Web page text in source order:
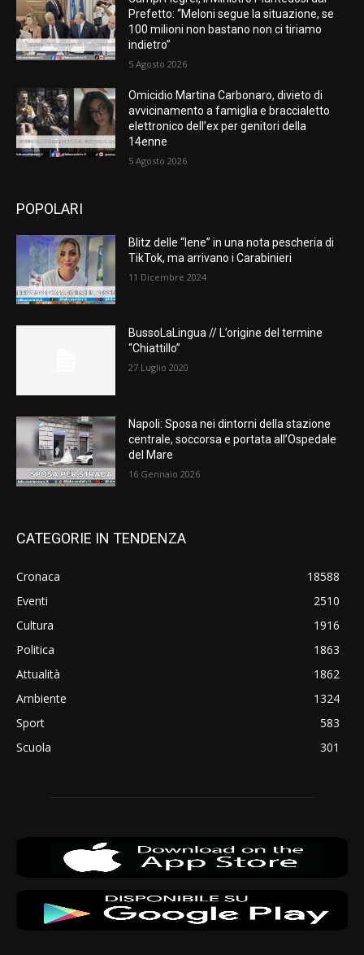
Prefetto: “Meloni segue la situazione, se
100 milioni non bastano non ci tiriamo
indietro”
5 Agosto 2026
Omicidio Martina Carbonaro, divieto di
avvicinamento a famiglia e braccialetto
elettronico dell’ex per genitori della
14enne
5 Agosto 2026
POPOLARI
Blitz delle “Iene” in una nota pescheria di
TikTok, ma arrivano i Carabinieri
11 Dicembre 2024
BussoLaLingua // L’origine del termine
“Chiattillo”
27 Luglio 2020
Napoli: Sposa nei dintorni della stazione
centrale, soccorsa e portata all’Ospedale
del Mare
16 Gennaio 2026
CATEGORIE IN TENDENZA
Cronaca
18588
Eventi
2510
Cultura
1916
Politica
1863
Attualità
1862
Ambiente
1324
Sport
583
Scuola
301